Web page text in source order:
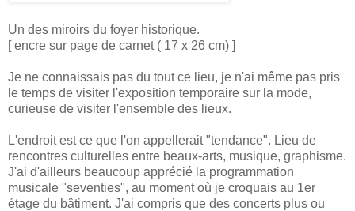
Un des miroirs du foyer historique.
[ encre sur page de carnet ( 17 x 26 cm) ]
Je ne connaissais pas du tout ce lieu, je n'ai même pas pris
le temps de visiter l'exposition temporaire sur la mode,
curieuse de visiter l'ensemble des lieux.
L'endroit est ce que l'on appellerait "tendance". Lieu de
rencontres culturelles entre beaux-arts, musique, graphisme.
J'ai d'ailleurs beaucoup apprécié la programmation
musicale "seventies", au moment où je croquais au 1er
étage du bâtiment. J'ai compris que des concerts plus ou